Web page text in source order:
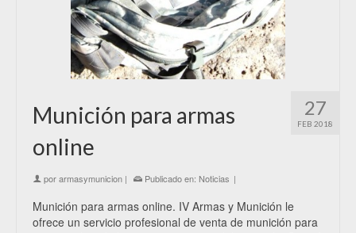
27
FEB 2018
Munición para armas
online
porarmasymunicion | Publicado en: Noticias |
Munición para armas online. IV Armas y Munición le
ofrece un servicio profesional de venta de munición para